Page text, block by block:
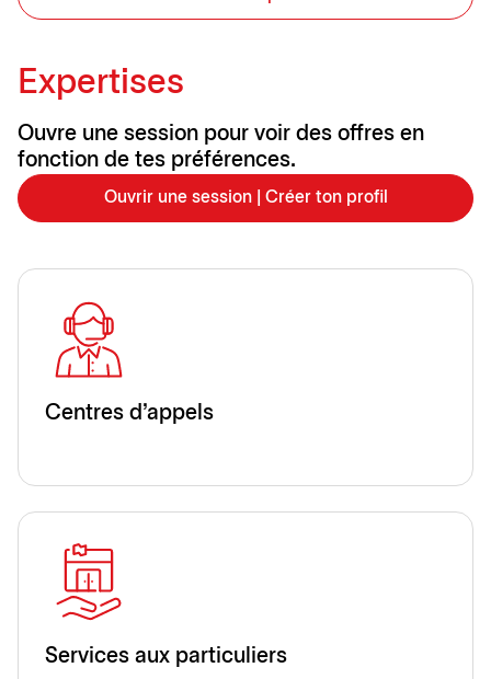
Expertises
Ouvre une session pour voir des offres en
fonction de tes préférences.
Ouvrir une session | Créer ton profil
Centres d'appels
Services aux particuliers